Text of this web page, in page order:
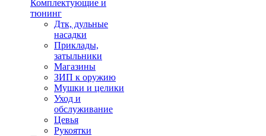
Комплектующие и
тюнинг
Дтк, дульные
насадки
Приклады,
затыльники
Магазины
ЗИП к оружию
Мушки и целики
Уход и
обслуживание
Цевья
Рукоятки